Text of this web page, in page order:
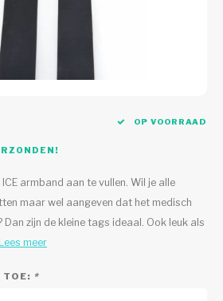
OP VOORRAAD
armband aan te vullen. Wil je alle
maar wel aangeven dat het medisch
zijn de kleine tags ideaal. Ook leuk als
Lees meer
TOE: *